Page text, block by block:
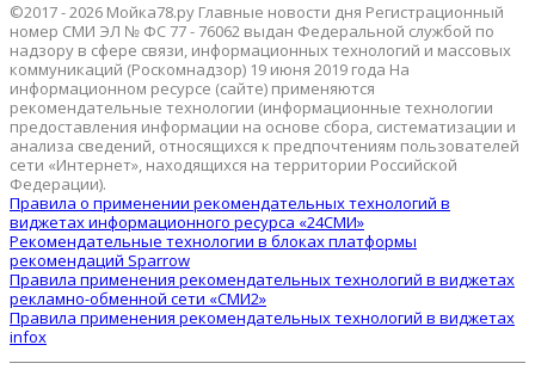
©2017 - 2026 Мойка78.ру Главные новости дня Регистрационный
номер СМИ ЭЛ № ФС 77 - 76062 выдан Федеральной службой по
надзору в сфере связи, информационных технологий и массовых
коммуникаций (Роскомнадзор) 19 июня 2019 года На
информационном ресурсе (сайте) применяются
рекомендательные технологии (информационные технологии
предоставления информации на основе сбора, систематизации и
анализа сведений, относящихся к предпочтениям пользователей
сети «Интернет», находящихся на территории Российской
Федерации).
Правила о применении рекомендательных технологий в
виджетах информационного ресурса «24СМИ»
Рекомендательные технологии в блоках платформы
рекомендаций Sparrow
Правила применения рекомендательных технологий в виджетах
рекламно-обменной сети «СМИ2»
Правила применения рекомендательных технологий в виджетах
infox